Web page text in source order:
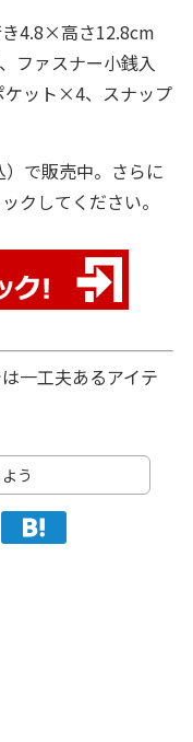
4.8×高さ12.8cm
ファスナー小銭入
ット×4、スナップ
）で販売中。さらに
クしてください。
一工夫あるアイテ
う